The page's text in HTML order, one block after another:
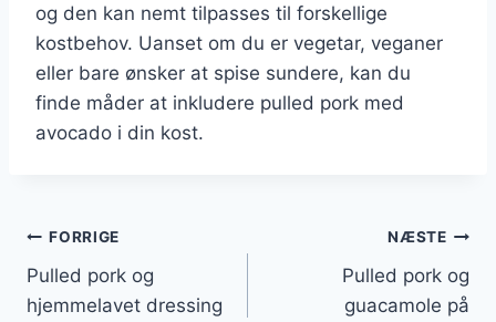
og den kan nemt tilpasses til forskellige
kostbehov. Uanset om du er vegetar, veganer
eller bare ønsker at spise sundere, kan du
finde måder at inkludere pulled pork med
avocado i din kost.
Indlægsnavigation
FORRIGE
Pulled pork og
hjemmelavet dressing
NÆSTE
Pulled pork og
guacamole på